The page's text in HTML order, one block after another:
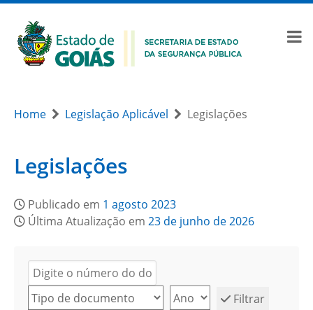
Home Legislação Aplicável Legislações
Legislações
Publicado em 1 agosto 2023
Última Atualização em 23 de junho de 2026
Filtrar